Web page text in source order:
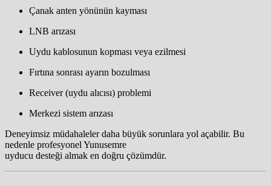
Çanak anten yönünün kayması
LNB arızası
Uydu kablosunun kopması veya ezilmesi
Fırtına sonrası ayarın bozulması
Receiver (uydu alıcısı) problemi
Merkezi sistem arızası
Deneyimsiz müdahaleler daha büyük sorunlara yol açabilir. Bu
nedenle profesyonel Yunusemre
uyducu desteği almak en doğru çözümdür.